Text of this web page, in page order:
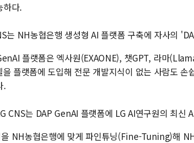
하다.
는 NH농협은행 생성형 AI 플랫폼 구축에 자사의
플랫폼은 엑사원(EXAONE), 챗GPT, 라마
을 플랫폼에 도입해 전문 개발지식이 없는 사람도
.
CNS는 DAP GenAI 플랫폼에 LG AI연구원의 최신
NH농협은행에 맞게 파인튜닝(Fine-Tuning)해